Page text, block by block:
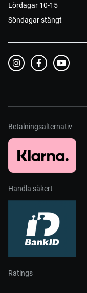
Lördagar 10-15
Söndagar stängt
Betalningsalternativ
Handla säkert
Ratings